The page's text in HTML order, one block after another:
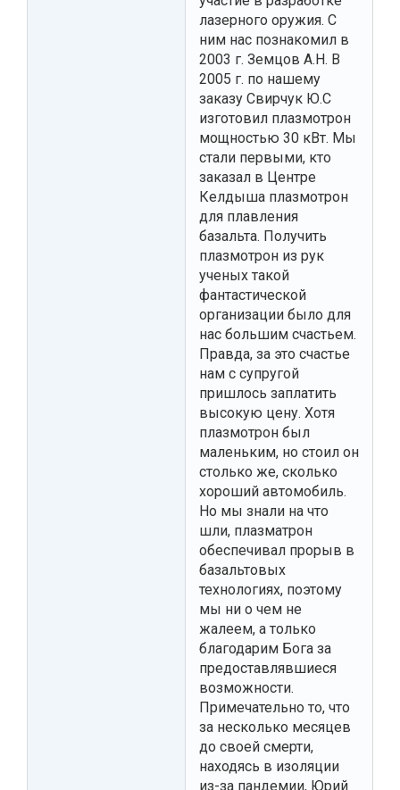
лазерного оружия. С
ним нас познакомил в
2003 г. Земцов А.Н. В
2005 г. по нашему
заказу Свирчук Ю.С
изготовил плазмотрон
мощностью 30 кВт. Мы
стали первыми, кто
заказал в Центре
Келдыша плазмотрон
для плавления
базальта. Получить
плазмотрон из рук
ученых такой
фантастической
организации было для
нас большим счастьем.
Правда, за это счастье
нам с супругой
пришлось заплатить
высокую цену. Хотя
плазмотрон был
маленьким, но стоил он
столько же, сколько
хороший автомобиль.
Но мы знали на что
шли, плазматрон
обеспечивал прорыв в
базальтовых
технологиях, поэтому
мы ни о чем не
жалеем, а только
благодарим Бога за
предоставлявшиеся
возможности.
Примечательно то, что
за несколько месяцев
до своей смерти,
находясь в изоляции
из-за пандемии, Юрий